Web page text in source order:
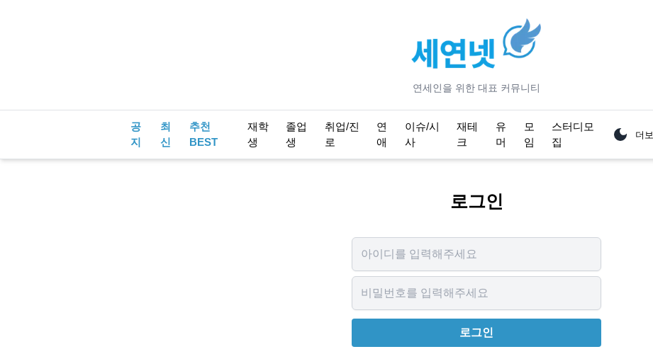
연세인을 위한 대표 커뮤니티
공
지
최
신
추천
BEST
재학
생
졸업
생
취업/진
로
연
애
이슈/시
사
재테
크
유
머
모
임
스터디모
집
더
로그인
로그인